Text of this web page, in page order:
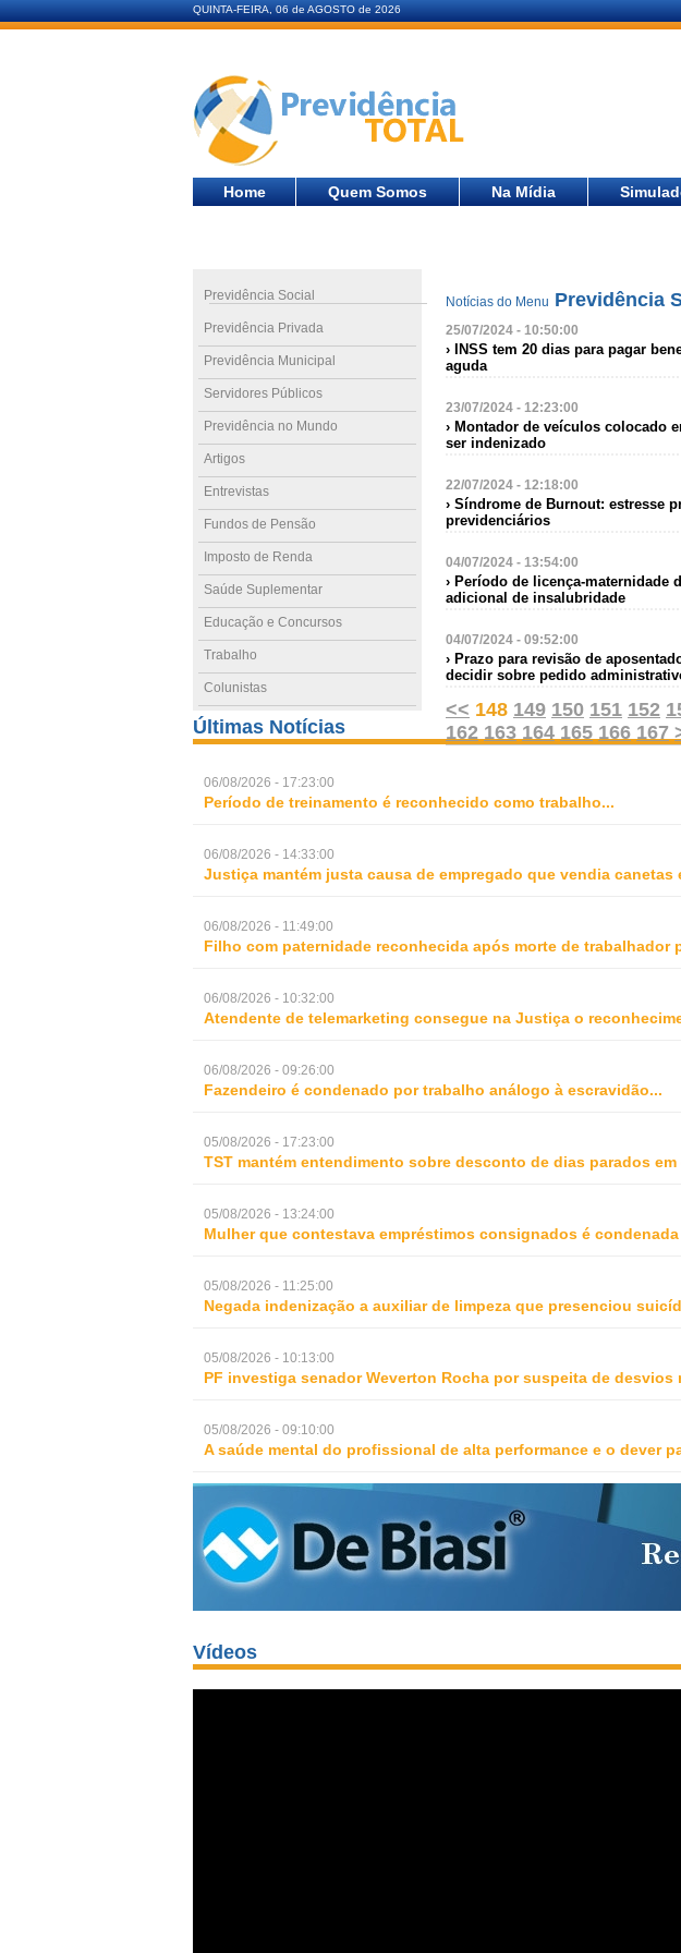
QUINTA-FEIRA, 06 de AGOSTO de 2026
Home Quem Somos Na Mídia
Previdência Social
Previdência Privada
Previdência Municipal
Servidores Públicos
Previdência no Mundo
Artigos
Entrevistas
Fundos de Pensão
Imposto de Renda
Saúde Suplementar
Educação e Concursos
Trabalho
Colunistas
Notícias do Menu Previdência
25/07/2024 - 10:50:00
› INSS tem 20 dias para pagar
aguda
23/07/2024 - 12:23:00
› Montador de veículos colocado
ser indenizado
22/07/2024 - 12:18:00
› Síndrome de Burnout: estresse
previdenciários
04/07/2024 - 13:54:00
› Período de licença-maternidade
adicional de insalubridade
04/07/2024 - 09:52:00
› Prazo para revisão de
decidir sobre pedido
<< 148 149 150 151 152
162 163 164 165 166 167
Últimas Notícias
06/08/2026 - 17:23:00
Período de treinamento é reconhecido como trabalho...
06/08/2026 - 14:33:00
Justiça mantém justa causa de empregado que vendia canetas
06/08/2026 - 11:49:00
Filho com paternidade reconhecida após morte de trabalhador
06/08/2026 - 10:32:00
Atendente de telemarketing consegue na Justiça o
06/08/2026 - 09:26:00
Fazendeiro é condenado por trabalho análogo à escravidão...
05/08/2026 - 17:23:00
TST mantém entendimento sobre desconto de dias parados
05/08/2026 - 13:24:00
Mulher que contestava empréstimos consignados é
05/08/2026 - 11:25:00
Negada indenização a auxiliar de limpeza que presenciou
05/08/2026 - 10:13:00
PF investiga senador Weverton Rocha por suspeita de desvios
05/08/2026 - 09:10:00
A saúde mental do profissional de alta performance e o dever
Vídeos